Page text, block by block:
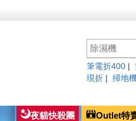
筆電折400
現折
掃地
夜貓快殺團 Outlet特